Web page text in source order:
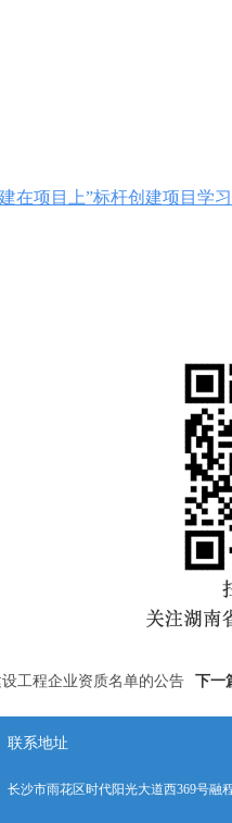
在项目上”标杆创建项目学
工程企业资质名单的公告 下一
联系地址
长沙市雨花区时代阳光大道西369号融